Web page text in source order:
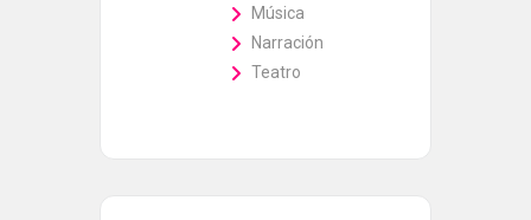
Música
Narración
Teatro